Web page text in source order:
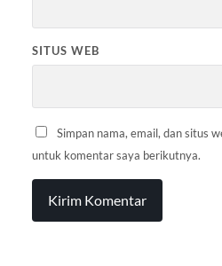
SITUS WEB
Simpan nama, email, dan situs
untuk komentar saya berikutnya.